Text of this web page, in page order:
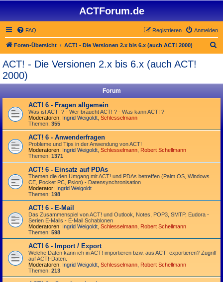
ACTForum.de
FAQ Anmelden
Registrieren
Foren-Übersicht ACT! - Die Versionen 2.x bis 6.x (auch ACT! 2000)
ACT! - Die Versionen 2.x bis 6.x (auch ACT!
2000)
Forum
ACT! 6 - Fragen allgemein
Was ist ACT! ? - Wer braucht ACT! ? - Was kann ACT! ?
Moderatoren: Ingrid Weigoldt Schlesselmann
Themen: 355
ACT! 6 - Anwender­fragen
Probleme und Tips in der Anwendung von ACT!
Moderatoren: Ingrid Weigoldt Schlesselmann Robert Schellmann
Themen: 1371
ACT! 6 - Einsatz auf PDAs
Themen die den Umgang mit ACT! und PDAs betreffen (Palm OS, Windows
CE, Pocket PC, Psion) - Datensynchronisation
Moderator: Ingrid Weigoldt
Themen: 198
ACT! 6 - E-Mail
Das Zusammen­spiel von ACT! und Outlook, Notes, POP3, SMTP, Eudora -
Serien E-Mails - E-Mail Schablonen
Moderatoren: Ingrid Weigoldt Schlesselmann Robert Schellmann
Themen: 598
ACT! 6 - Import / Export
Welche Daten kann ich in ACT! importieren bzw. aus ACT! exportieren? Zugriff
auf ACT!-Daten.
Moderatoren: Ingrid Weigoldt Schlesselmann Robert Schellmann
Themen: 213